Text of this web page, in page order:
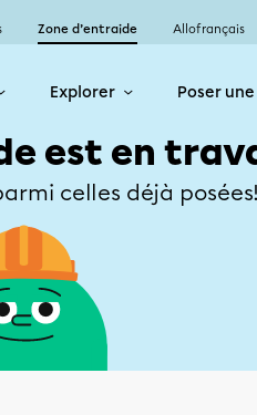
Zone d’entraide Allofrançais
Explorer Poser
est en
celles déjà